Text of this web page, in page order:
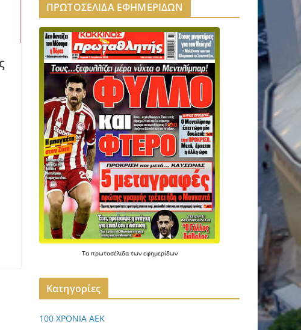
ΠΡΩΤΟΣΕΛΙΔΑ ΕΦΗΜΕΡΙΔΩΝ
Τα πρωτοσέλιδα των εφημερίδων
Kατηγορίες
100 ΧΡΟΝΙΑ ΑΕΚ